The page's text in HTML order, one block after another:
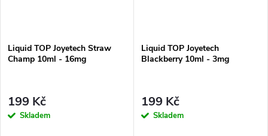
Liquid TOP Joyetech Straw
Champ 10ml - 16mg
199 Kč
Skladem
Liquid TOP Joyetech
Blackberry 10ml - 3mg
199 Kč
Skladem